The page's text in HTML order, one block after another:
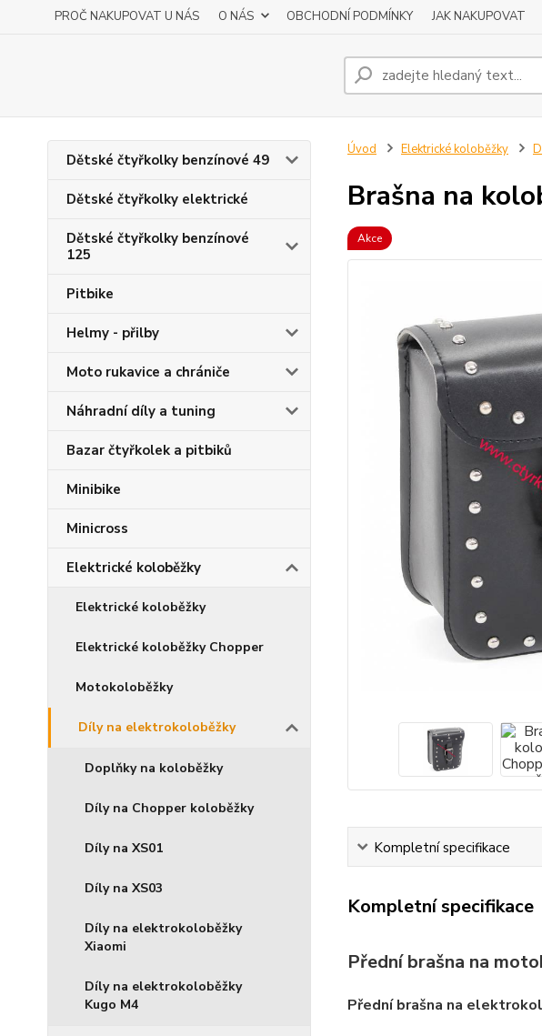
PROČ NAKUPOVAT U NÁS O NÁS OBCHODNÍ PODMÍNKY JAK NAKUPOVAT
Dětské čtyřkolky benzínové 49
Dětské čtyřkolky elektrické
Dětské čtyřkolky benzínové
125
Pitbike
Helmy - přilby
Moto rukavice a chrániče
Náhradní díly a tuning
Bazar čtyřkolek a pitbiků
Minibike
Minicross
Elektrické koloběžky
Elektrické koloběžky
Elektrické koloběžky Chopper
Motokoloběžky
Díly na elektrokoloběžky
Doplňky na koloběžky
Díly na Chopper koloběžky
Díly na XS01
Díly na XS03
Díly na elektrokoloběžky
Xiaomi
Díly na elektrokoloběžky
Kugo M4
Úvod Elektrické koloběžky
Brašna na
Akce
Kompletní specifikace
Kompletní specifikace
Přední brašna na
Přední brašna na